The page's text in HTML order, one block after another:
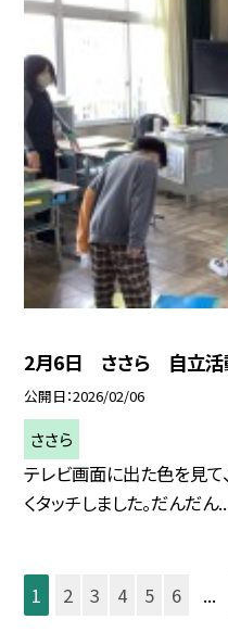
2月6日 ささら 自立活
公開日 2026/02/06
ささら
テレビ画面に出た色を見て
くタッチしました。だんだん
1 2 3 4 5 6 ...